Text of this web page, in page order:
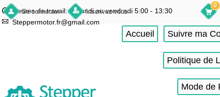
Se connecter Inscrivez-vous
Heures de travail: du lundi au vendredi 5:00 - 13:30
Steppermotor.fr@gmail.com
0
Accueil Suivre ma
Politique de
Mode de